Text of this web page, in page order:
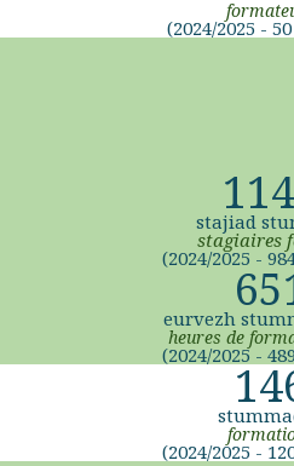
(2024/2025 -
stajiad
stagiaires
(2024/2025 -
eurvezh
heures de
(2024/2025 -
(2024/2025 -